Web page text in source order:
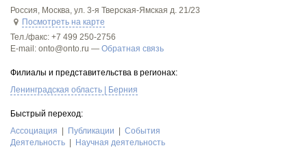
Россия, Москва, ул. 3-я Тверская-Ямская д. 21/23
Посмотреть на карте
Тел./факс: +7 499 250-2756
E-mail: onto@onto.ru — Обратная связь
Филиалы и представительства в регионах:
Ленинградская область | Берния
Быстрый переход:
Асcоциация
Публикации
События
Деятельность
Научная деятельность